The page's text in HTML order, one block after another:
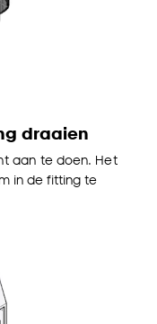
draaien
aan te doen. Het
in de fitting te